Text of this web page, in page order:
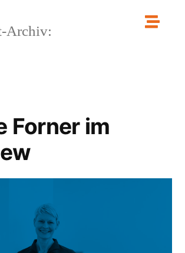
Archiv:
Forner im